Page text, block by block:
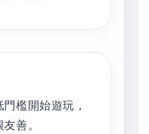
檻開始遊玩，
善。